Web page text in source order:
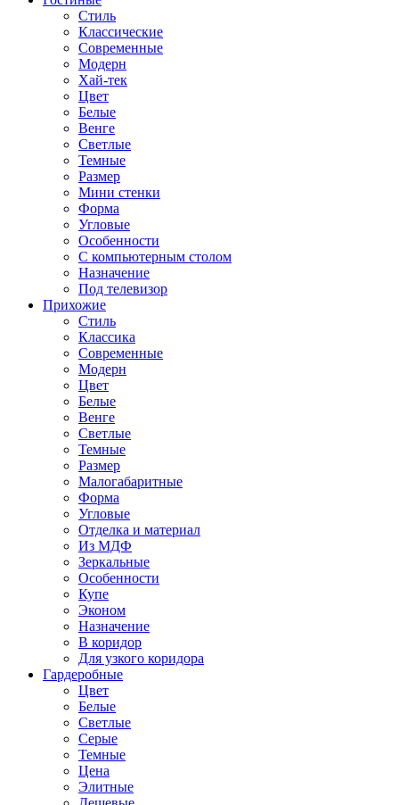
Стиль
Классические
Современные
Модерн
Хай-тек
Цвет
Белые
Венге
Светлые
Темные
Размер
Мини стенки
Форма
Угловые
Особенности
С компьютерным столом
Назначение
Под телевизор
Прихожие
Стиль
Классика
Современные
Модерн
Цвет
Белые
Венге
Светлые
Темные
Размер
Малогабаритные
Форма
Угловые
Отделка и материал
Из МДФ
Зеркальные
Особенности
Купе
Эконом
Назначение
В коридор
Для узкого коридора
Гардеробные
Цвет
Белые
Светлые
Серые
Темные
Цена
Элитные